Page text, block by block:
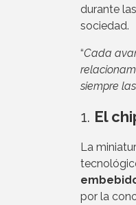
durante
sociedad.
“Cada
siempre
1. El
La
por la